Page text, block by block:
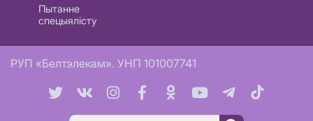
Пытанне
спецыялісту
РУП «Белтэлекам». УНП 101007741